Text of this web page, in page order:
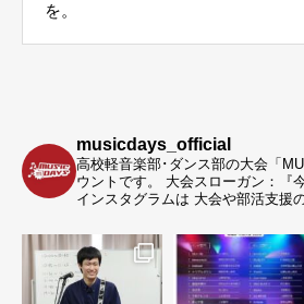
を。
musicdays_official
高校軽音楽部･ダンス部の大会「
ウントです。
大会スローガン：『
インスタグラムは 大会や部活支援